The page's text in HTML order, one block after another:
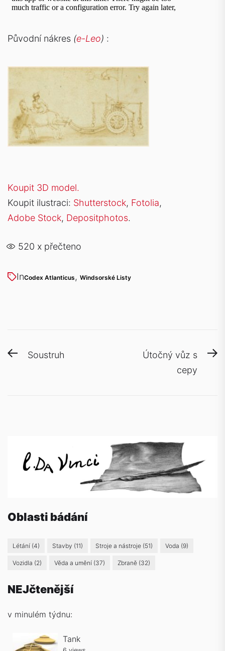
Původní nákres (e-Leo) :
Koupit 3D model.
Koupit ilustraci: Shutterstock, Fotolia,
Adobe Stock, Depositphotos.
520 x přečteno
InCodex Atlanticus , Windsorské Listy
Navigace
PreviousSoustruh
Útočný vůz s
cepy
Oblasti bádání
Létání (4) Stavby (11) Stroje a nástroje (51) Voda (9)
Vozidla (2) Věda a umění (37) Zbraně (32)
NEJčtenější
v minulém týdnu:
Tank